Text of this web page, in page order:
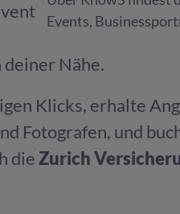
Events,
Nähe.
Klicks, erhalte
Fotografen, und
dieZurich